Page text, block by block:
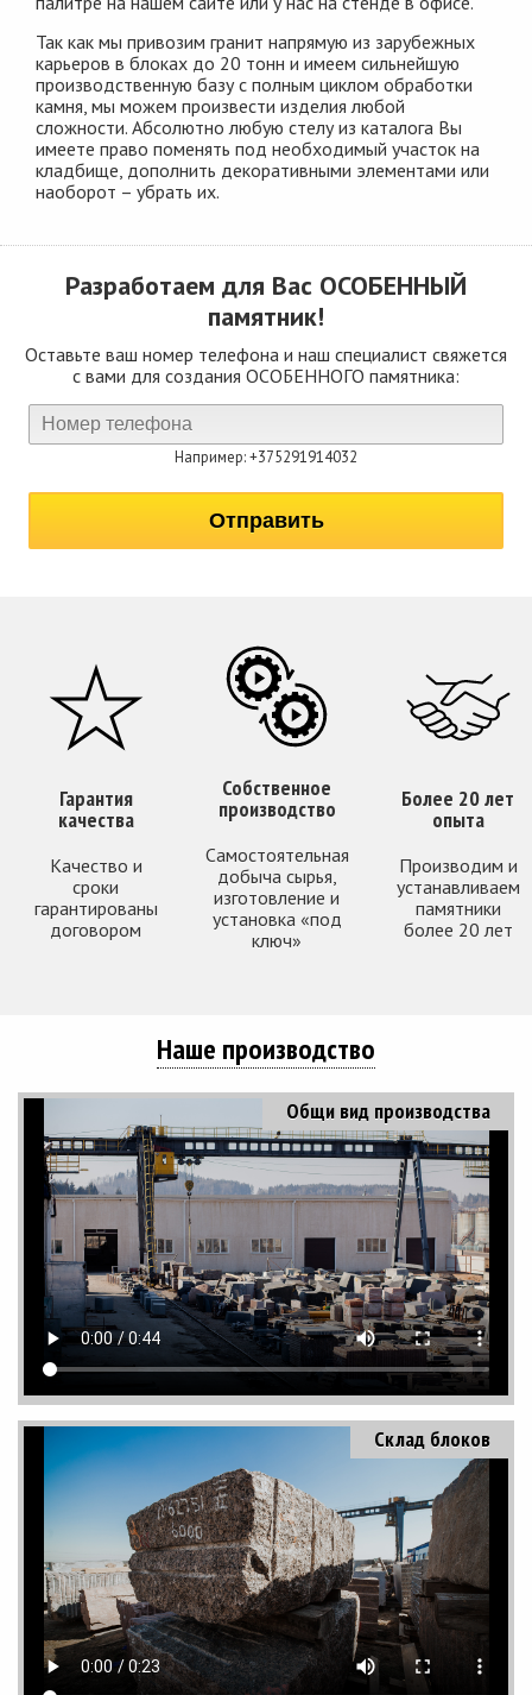
Так как мы привозим гранит напрямую из зарубежных
карьеров в блоках до 20 тонн и имеем сильнейшую
производственную базу с полным циклом обработки
камня, мы можем произвести изделия любой
сложности. Абсолютно любую стелу из каталога Вы
имеете право поменять под необходимый участок на
кладбище, дополнить декоративными элементами или
наоборот – убрать их.
Разработаем для Вас ОСОБЕННЫЙ
памятник!
Оставьте ваш номер телефона и наш специалист свяжется
с вами для создания ОСОБЕННОГО памятника:
Например: +375291914032
Гарантия
качества
Качество и
сроки
гарантированы
договором
Собственное
производство
Самостоятельная
добыча сырья,
изготовление и
установка «под
ключ»
Более 20 лет
опыта
Производим и
устанавливаем
памятники
более 20 лет
Наше производство
Общи вид производства
Склад блоков